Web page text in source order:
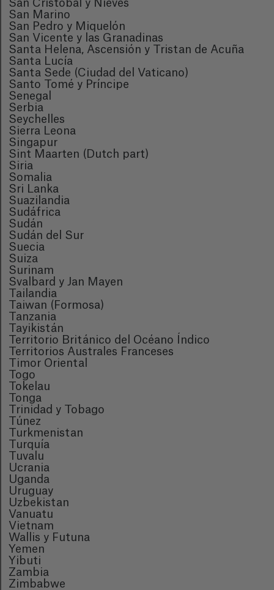
San Cristóbal y Nieves
San Marino
San Pedro y Miquelón
San Vicente y las Granadinas
Santa Helena, Ascensión y Tristan de Acuña
Santa Lucía
Santa Sede (Ciudad del Vaticano)
Santo Tomé y Príncipe
Senegal
Serbia
Seychelles
Sierra Leona
Singapur
Sint Maarten (Dutch part)
Siria
Somalia
Sri Lanka
Suazilandia
Sudáfrica
Sudán
Sudán del Sur
Suecia
Suiza
Surinam
Svalbard y Jan Mayen
Tailandia
Taiwan (Formosa)
Tanzania
Tayikistán
Territorio Británico del Océano Índico
Territorios Australes Franceses
Timor Oriental
Togo
Tokelau
Tonga
Trinidad y Tobago
Túnez
Turkmenistan
Turquía
Tuvalu
Ucrania
Uganda
Uruguay
Uzbekistan
Vanuatu
Vietnam
Wallis y Futuna
Yemen
Yibuti
Zambia
Zimbabwe